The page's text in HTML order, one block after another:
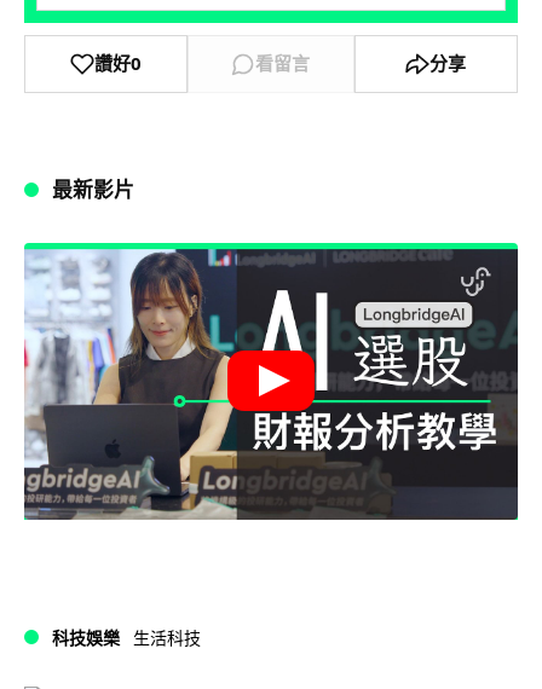
讚好0 看留言 分享
最新影片
科技娛樂 生活科技